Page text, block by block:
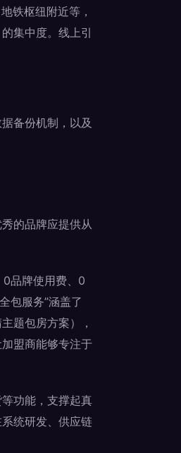
铁枢纽附近等，
集中度。线上引
备份机制，以及
的品牌应提供从
0品牌使用费、0
包服务”涵盖了
题包房方案），
盟商能够专注于
功能，支撑起真
统研发、供应链